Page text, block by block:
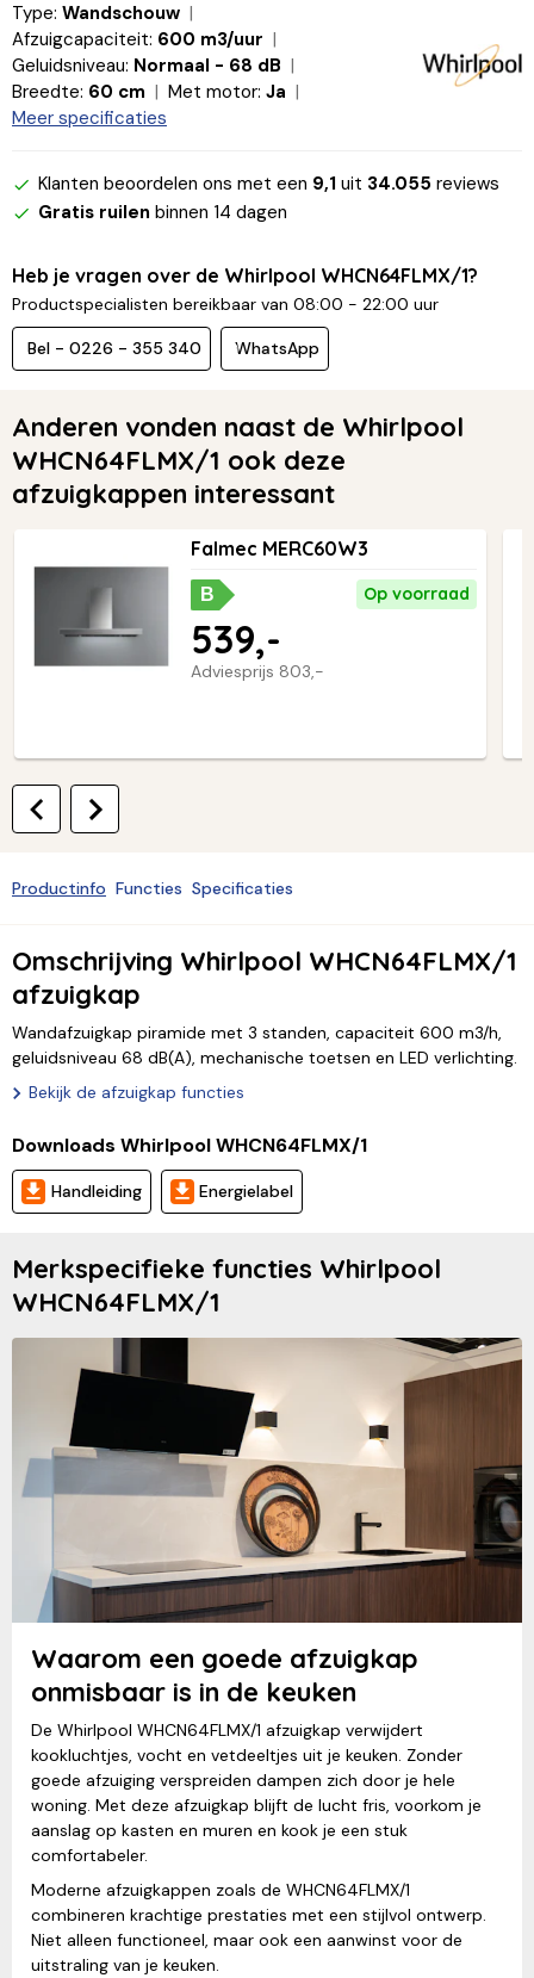
Type: Wandschouw
Afzuigcapaciteit: 600 m3/uur
Geluidsniveau: Normaal - 68 dB
Breedte: 60 cm Met motor: Ja
Meer specificaties
Klanten beoordelen ons met een 9,1 uit 34.055 reviews
Gratis ruilen binnen 14 dagen
Heb je vragen over de Whirlpool WHCN64FLMX/1?
Productspecialisten bereikbaar van 08:00 - 22:00 uur
Bel - 0226 - 355 340 WhatsApp
Anderen vonden naast de Whirlpool
WHCN64FLMX/1 ook deze
afzuigkappen interessant
Falmec MERC60W3
B Op voorraad
Adviesprijs 803,-
539,-
Productinfo Functies Specificaties
Omschrijving Whirlpool WHCN64FLMX/1
afzuigkap
Wandafzuigkap piramide met 3 standen, capaciteit 600 m3/h,
geluidsniveau 68 dB(A), mechanische toetsen en LED verlichting.
Bekijk de afzuigkap functies
Downloads Whirlpool WHCN64FLMX/1
Handleiding Energielabel
Merkspecifieke functies Whirlpool
WHCN64FLMX/1
Waarom een goede afzuigkap
onmisbaar is in de keuken
De Whirlpool WHCN64FLMX/1 afzuigkap verwijdert
kookluchtjes, vocht en vetdeeltjes uit je keuken. Zonder
goede afzuiging verspreiden dampen zich door je hele
woning. Met deze afzuigkap blijft de lucht fris, voorkom je
aanslag op kasten en muren en kook je een stuk
comfortabeler.
Moderne afzuigkappen zoals de WHCN64FLMX/1
combineren krachtige prestaties met een stijlvol ontwerp.
Niet alleen functioneel, maar ook een aanwinst voor de
uitstraling van je keuken.